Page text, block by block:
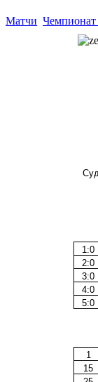
Матчи
1:0
2:0
3:0
4:0
5:0
1
15